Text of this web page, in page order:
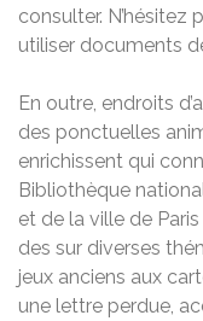
consulter.
utiliser documents
En outre, endroits
des ponctuelles
enrichissent qui
Bibliothèque
et de la ville de
des sur diverses
jeux anciens aux
une lettre perdue,